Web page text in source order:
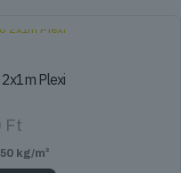
Plexi
Ft
kg/m²